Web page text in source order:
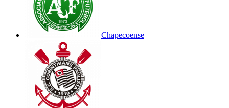
Chapecoense